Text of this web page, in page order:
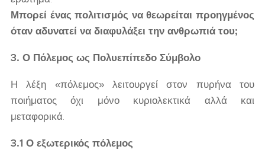
Μπορεί ένας πολιτισμός να θεωρείται προηγμένος
όταν αδυνατεί να διαφυλάξει την ανθρωπιά του;
3. Ο Πόλεμος ως Πολυεπίπεδο Σύμβολο
Η λέξη «πόλεμος» λειτουργεί στον πυρήνα του
ποιήματος όχι μόνο κυριολεκτικά αλλά και
μεταφορικά.
3.1 Ο εξωτερικός πόλεμος